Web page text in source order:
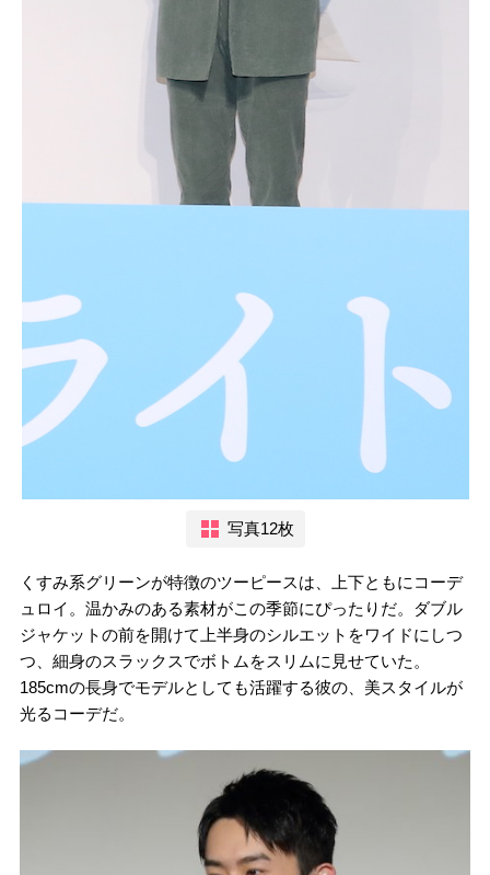
写真12枚
くすみ系グリーンが特徴のツーピースは、上下ともにコーデ
ュロイ。温かみのある素材がこの季節にぴったりだ。ダブル
ジャケットの前を開けて上半身のシルエットをワイドにしつ
つ、細身のスラックスでボトムをスリムに見せていた。
185cmの長身でモデルとしても活躍する彼の、美スタイルが
光るコーデだ。